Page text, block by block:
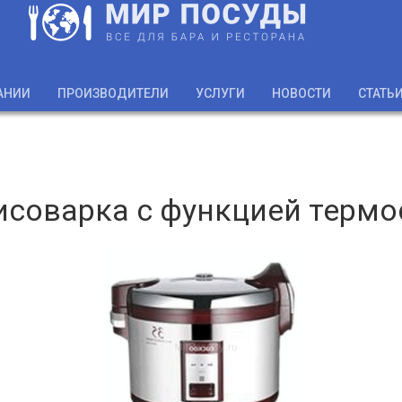
ПРОИЗВОДИТЕЛИ УСЛУГИ НОВОСТИ СТАТЬИ
с функцией